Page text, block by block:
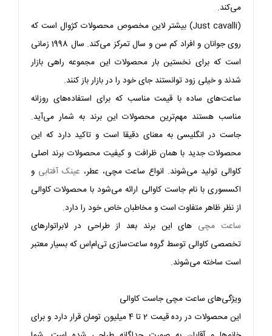
می‌کند.
(Just cavalli) بیشتر لاین مخصوص محصولات کژوال است که
روی جوانان و افراد کم سن و سال تمرکز می‌کند. سال 1998 زمانی
است که برای نخستین بار محصولات این مجموعه راهی بازار
شدند و خیلی زود توانستند جای خود را در بازار باز کنند.
ساعت‌های ساده با قیمت مناسب که برای استفاده‌های روزانه
مناسب هستند مهم‌ترین محصولات این برند به شمار می‌آید.
جاست در انگلیسی به معنای دقیقا است و تاکید دارد که این
محصولات جدید با همان ظرافت و کیفیت محصولات برند اصلی
کاوالی تولید می‌شوند. انواع ساعت مچی، عطر، عینک آفتابی و
اکسسوری با نام جاست کاوالی ارائه می‌شود با محصولات کاوالی
از نظر ظاهر متفاوت است و مخاطبان خاص خود را دارد.
ساعت‌ مچی های این برند بعد از طراحی در لابراتوارهای
تخصصی کاوالی توسط گروه ساعت‌سازی تی‌ام‌اس که بسیار معتبر
است ساخته می‌شوند.
ویژگی‌های ساعت مچی جاست کاوالی
این محصولات در رده قیمت 2 تا 4 میلیون تومان قرار دارد و برای